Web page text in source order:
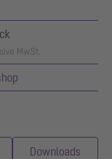
MwSt.
Downloads